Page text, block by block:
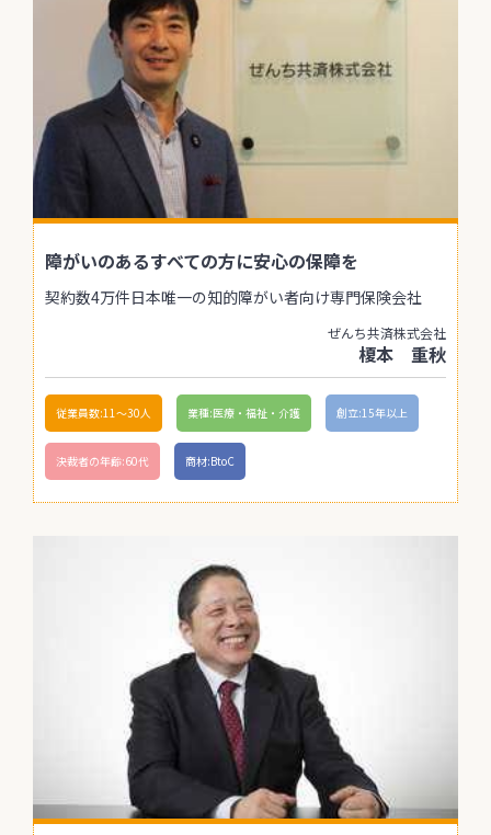
障がいのあるすべての方に安心の保障を
契約数4万件日本唯一の知的障がい者向け専門保険会社
ぜんち共済株式会社
榎本 重秋
従業員数:11〜30人 業種:医療・福祉・介護 創立:15年以上
決裁者の年齢:60代 商材:BtoC